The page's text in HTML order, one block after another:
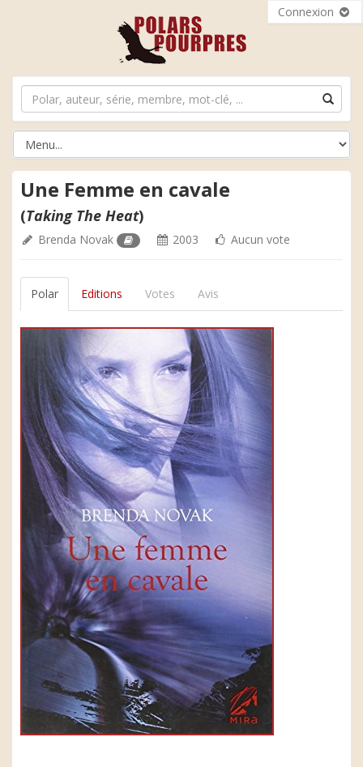
Connexion
Une Femme en cavale
(Taking The Heat)
Brenda Novak 2003 Aucun vote
Polar Editions Votes Avis